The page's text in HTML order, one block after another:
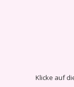
Klicke auf